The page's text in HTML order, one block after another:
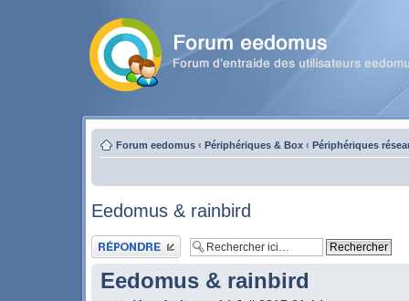
Forum eedomus ‹ Périphériques & Box ‹ Périphériques
Eedomus & rainbird
Publier une réponse
Eedomus & rainbird